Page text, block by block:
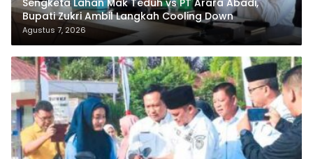
Bupati Zukri Ambil Langkah Cooling Down
Agustus 7, 2026